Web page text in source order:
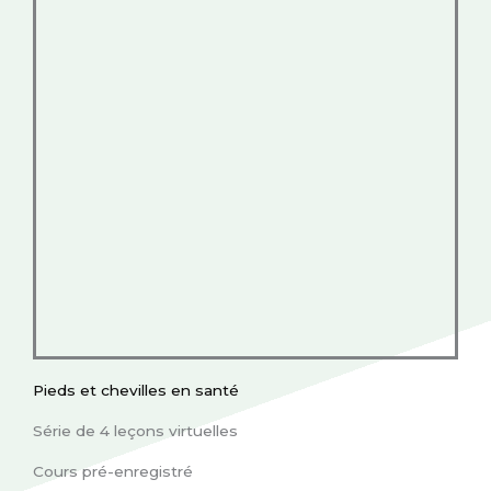
Pieds et chevilles en santé
Série de 4 leçons virtuelles
Cours pré-enregistré